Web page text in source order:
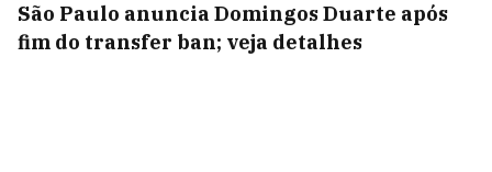
São Paulo anuncia Domingos Duarte após
fim do transfer ban; veja detalhes